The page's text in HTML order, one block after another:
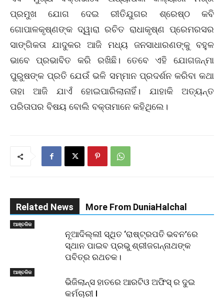
ପ୍ରମୁଖ ଯୋଗ ଦେଇ ରୀତିଯୁଗର ଶ୍ରେଷ୍ଠ କବି
ଗୋପାଳକୃଷ୍ଣଙ୍କ ଦ୍ୱାରା ରଚିତ ରାଧାକୃଷ୍ଣ ପ୍ରେମରସର
ସାଙ୍ଗିକତା ଯାଦୁକର ଆଜି ମଧ୍ୟ ଜନସାଧାରଣଙ୍କୁ ବହୁଳ
ଭାବେ ପ୍ରଭାବିତ କରି ରଖିଛି। ତେବେ ଏହି ଯୋଗଜନ୍ମା
ପୁରୁଷଙ୍କ ପ୍ରତି ଯେଉଁ ଭଳି ସମ୍ମାନ ପ୍ରଦର୍ଶନ କରିବା କଥା
ତାହା ଆଜି ଯାଏଁ ହୋଇପାରିଲାନାହିଁ। ଯାହାକି ଅତ୍ୟନ୍ତ
ପରିତାପର ବିଷୟ ବୋଲି ବକ୍ତାମାନେ କହିଥିଲେ।
Related News More From DuniaHalchal
ଆଞ୍ଚଳିକ
ନୂଆଦିଲ୍ଲୀ ସ୍ଥିତ ‘ରାଷ୍ଟ୍ରପତି ଭବନ’ରେ
ସ୍ଥାନ ପାଇବ ପ୍ରଭୁ ଶ୍ରୀଜଗନ୍ନାଥଙ୍କ
ପବିତ୍ର ରଥଚକ।
ଆଞ୍ଚଳିକ
ଭିଜିଲାନ୍ସ ହାତରେ ଆରଟିଓ ଅଫିସ୍ ର ଦୁଇ
କର୍ମଚାରୀ l